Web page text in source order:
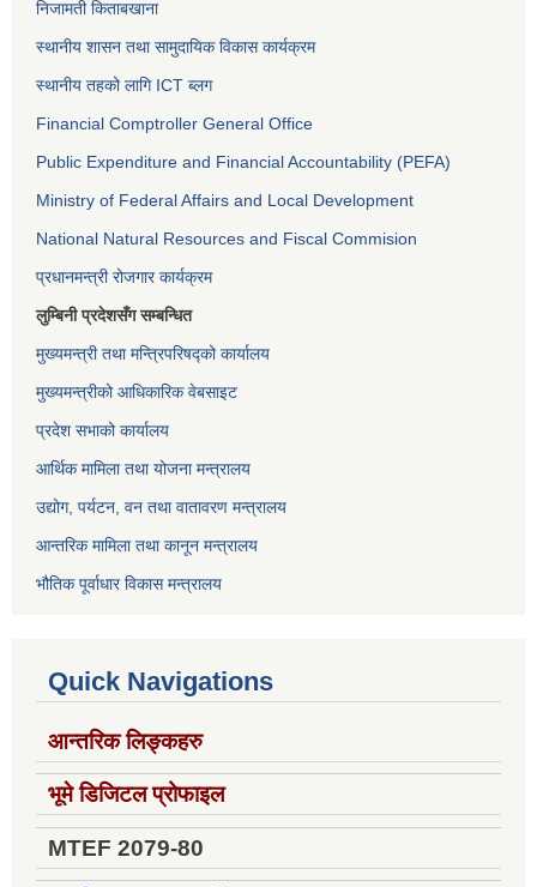
निजामती किताबखाना
स्थानीय शासन तथा सामुदायिक विकास कार्यक्रम
स्थानीय तहको लागि ICT ब्लग
Financial Comptroller General Office
Public Expenditure and Financial Accountability (PEFA)
Ministry of Federal Affairs and Local Development
National Natural Resources and Fiscal Commision
प्रधानमन्त्री रोजगार कार्यक्रम
लुम्बिनी प्रदेशसँग सम्बन्धित
मुख्यमन्त्री तथा मन्त्रिपरिषद्को कार्यालय
मुख्यमन्त्रीको आधिकारिक वेबसाइट
प्रदेश सभाको कार्यालय
आर्थिक मामिला तथा योजना मन्त्रालय
उद्योग, पर्यटन, वन तथा वातावरण मन्त्रालय
आन्तरिक मामिला तथा कानून मन्त्रालय
भौतिक पूर्वाधार विकास मन्त्रालय
Quick Navigations
आन्तरिक लिङ्कहरु
भूमे डिजिटल प्रोफाइल
MTEF 2079-80